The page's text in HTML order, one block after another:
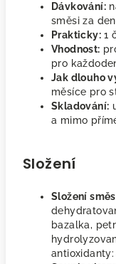
Dávkování:
směsi za
Prakticky: 1
Vhodnost:
pro
Jak dlouho
měsíce pro
Skladování:
a mimo
Složení
Složení
bazalka,
antioxidanty: